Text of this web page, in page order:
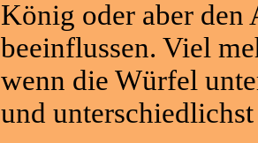
König oder aber den
beeinflussen. Viel
wenn die Würfel
und